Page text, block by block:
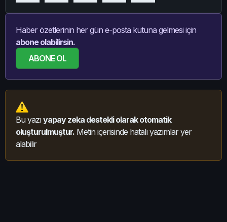
Haber özetlerinin her gün e-posta kutuna gelmesi için
abone olabilirsin.
ABONE OL
Bu yazıyapay zeka destekli olarak otomatik
oluşturulmuştur. Metin içerisinde hatalı yazımlar yer
alabilir